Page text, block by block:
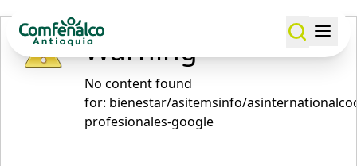
Warning
No content found
for: ‭bienestar/asitemsinfo/
profesionales-google‭